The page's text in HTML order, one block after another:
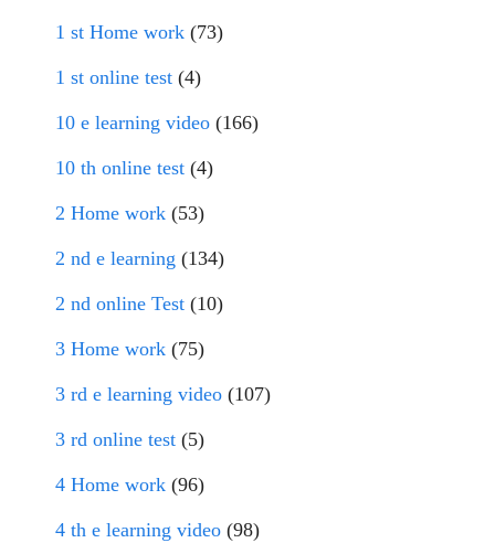
1 st Home work (73)
1 st online test (4)
10 e learning video (166)
10 th online test (4)
2 Home work (53)
2 nd e learning (134)
2 nd online Test (10)
3 Home work (75)
3 rd e learning video (107)
3 rd online test (5)
4 Home work (96)
4 th e learning video (98)